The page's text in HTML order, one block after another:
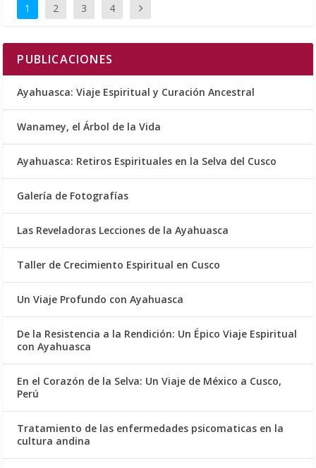
1 2 3 4
PUBLICACIONES
Ayahuasca: Viaje Espiritual y Curación Ancestral
Wanamey, el Árbol de la Vida
Ayahuasca: Retiros Espirituales en la Selva del Cusco
Galería de Fotografías
Las Reveladoras Lecciones de la Ayahuasca
Taller de Crecimiento Espiritual en Cusco
Un Viaje Profundo con Ayahuasca
De la Resistencia a la Rendición: Un Épico Viaje Espiritual
con Ayahuasca
En el Corazón de la Selva: Un Viaje de México a Cusco,
Perú
Tratamiento de las enfermedades psicomaticas en la
cultura andina